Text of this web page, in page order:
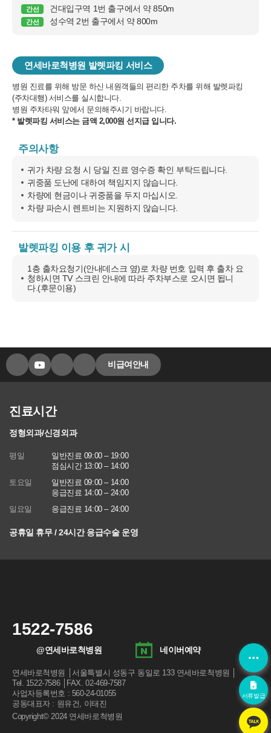
서류발급
간선 건대입구역 1번 출구에서 약 850m
간선 성수역 2번 출구에서 약 800m
연세바로척병원 발렛파킹 서비스
병원 진료를 위해 방문 하신 내원객들의 편리한 주차를 위해 발렛파킹
(주차대행) 서비스를 실시합니다.
병원 주차타워 앞에서 문의해주시기 바랍니다.
* 발렛파킹 서비스는 금액 2,000원 선지급 입니다.
주의사항
귀가 차량 요청 시 당일 진료 영수증 확인 부탁드립니다.
귀중품 도난에 대하여 책임지지 않습니다.
차량에 현금이나 귀중품을 두지 마십시오.
차량 파손시 렌트비는 지원하지 않습니다.
발렛파킹 이용 후귀가 시
1층 출차요청기(안내데스크 옆)로 차량 번호 입력 후 출차 요
청하시면 TV 스크린 안내에 따라 주차부스로 오시면 됩니
다.(후문이용)
비급여안내
1522-7586
@연세바로척병원 네이버예약
연세바로척병원 │서울특별시 성동구 동일로 133 연세바로척병원 │
Tel. 1522-7586 │FAX. 02-469-7587
사업자등록번호 : 560-24-01055
공동대표자 : 원유건, 이태진
Copyright© 2024 연세바로척병원
진료시간
정형외과/신경외과
평일
일반진료 09:00 – 19:00
점심시간 13:00 – 14:00
토요일
일반진료 09:00 – 14:00
응급진료 14:00 – 24:00
일요일
응급진료 14:00 – 24:00
공휴일 휴무 / 24시간 응급수술 운영